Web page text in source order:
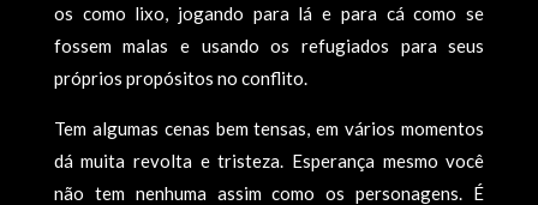
os como lixo, jogando para lá e para cá como se
fossem malas e usando os refugiados para seus
próprios propósitos no conflito.
Tem algumas cenas bem tensas, em vários momentos
dá muita revolta e tristeza. Esperança mesmo você
não tem nenhuma assim como os personagens. É